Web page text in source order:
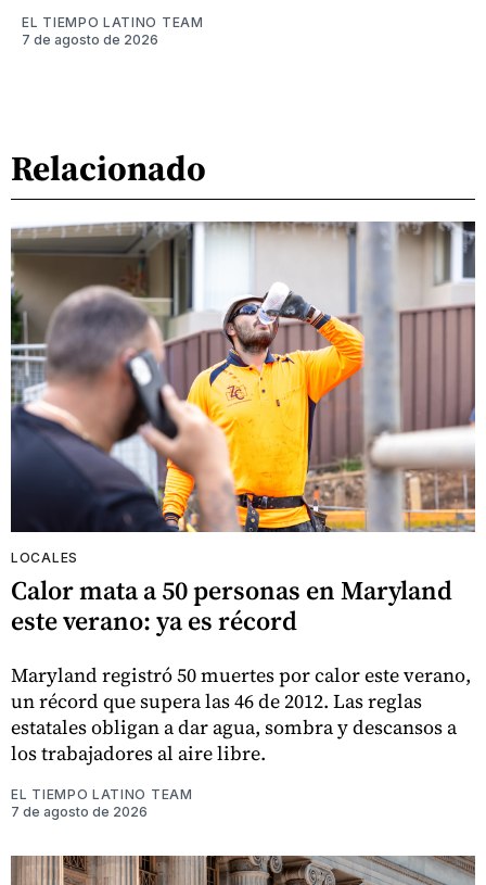
EL TIEMPO LATINO TEAM
7 de agosto de 2026
Relacionado
LOCALES
Calor mata a 50 personas en Maryland
este verano: ya es récord
Maryland registró 50 muertes por calor este verano,
un récord que supera las 46 de 2012. Las reglas
estatales obligan a dar agua, sombra y descansos a
los trabajadores al aire libre.
EL TIEMPO LATINO TEAM
7 de agosto de 2026